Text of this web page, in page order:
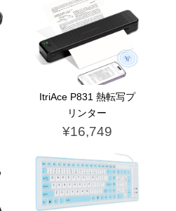
ItriAce P831 熱転写プ
リンター
¥16,749